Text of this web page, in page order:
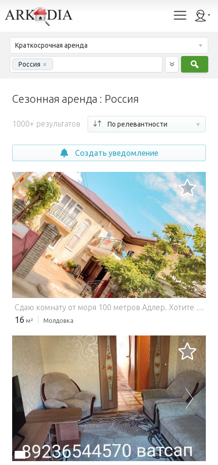
Краткосрочная аренда
Россия ×
Сезонная аренда : Россия
1000+ результатов По релевантности
Создать уведомление
ЗАГРУЗКА...
Сдаю комнату от моря 100 метров Адлер. Хотите снять комнату у моря в Адлере? 🏖️ Звоните! ---------------------------------------------------------------- Листай фото и увидишь наш пляж ---------------------------------------------------------------- Акция Май от 1400р ---------------------------------------------------------------- Наш ДОМ У МОРЯ – находится всего в 100 метров, тихая 2-я линия. Идеальное жилье для отдыха! Сдаём уютный номер посуточно: ✅ Цены от 700 руб./чел! ✅ Тишина и покой: Никакого шума от трассы или клубов. ✅ Оборудованный пляж – 2 минуты ходьбы! ✅ Трансфер (по запросу). Почему звонит 90% гостей после прочтения: 1. Рядом ВСЁ: остановка ( находимся на развязке легко добраться в Адлер, Сириус, Красную поляну и Сочи), аптека, Пятерочка, Сбербанк, столовые (дешевые обеды), кафе, рестораны – в 2-5 минутах. 2. Развлечения – шаговая доступность: Дельфинарий, Океанариум, парки – не нужен транспорт. 3. У нас комфортно: * Общая кухня (готовьте сами – экономьте). Посуда, место для завтрака, холодильники всё есть. * Большая терраса балкон на 2 этаже. * Быстрый Wi-Fi (в каждом номере). * Чистота и порядок (уборка регулярно). * Зоны для общего пользования ( гладильная зона, ручная стирка или платная стирка, место для сушки одежды ). 4. Поможем с отдыхом! Подскажем лучшие экскурсии, хорошие пляжи и кафе с местной кухней. Спросите нас! 5. Доверяют 1600+ гостей: Читайте наши честные отзывы на Авито и картах (Яндекс, 2GIS, Google maps и другие сервисы бронирования). ---------------------------------------------------------------- Приятного вам отдыха в Адлере! С радостью поможем вам обращайтесь.
16 м² Молдовка
ЗАГРУЗКА...